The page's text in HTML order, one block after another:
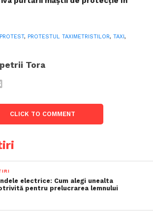
PROTEST, PROTESTUL TAXIMETRISTILOR, TAXI,
Tora
CLICK TO COMMENT
electrice: Cum alegi unealta
pentru prelucrarea lemnului